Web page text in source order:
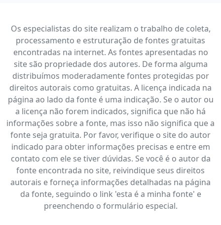
Os especialistas do site realizam o trabalho de coleta,
processamento e estruturação de fontes gratuitas
encontradas na internet. As fontes apresentadas no
site são propriedade dos autores. De forma alguma
distribuímos moderadamente fontes protegidas por
direitos autorais como gratuitas. A licença indicada na
página ao lado da fonte é uma indicação. Se o autor ou
a licença não forem indicados, significa que não há
informações sobre a fonte, mas isso não significa que a
fonte seja gratuita. Por favor, verifique o site do autor
indicado para obter informações precisas e entre em
contato com ele se tiver dúvidas. Se você é o autor da
fonte encontrada no site, reivindique seus direitos
autorais e forneça informações detalhadas na página
da fonte, seguindo o link 'esta é a minha fonte' e
preenchendo o formulário especial.